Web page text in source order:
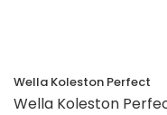
Wella Koleston Perfect
Wella Koleston